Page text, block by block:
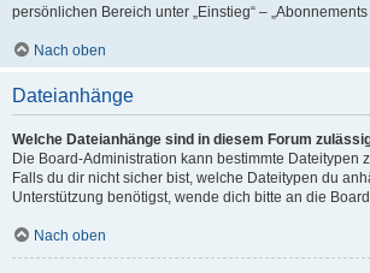
persönlichen Bereich unter „Einstieg“ – „Abonnements
Nach oben
Dateianhänge
Welche Dateianhänge sind in diesem Forum
Die Board-Administration kann bestimmte Dateitypen
Falls du dir nicht sicher bist, welche Dateitypen du
Unterstützung benötigst, wende dich bitte an die
Nach oben